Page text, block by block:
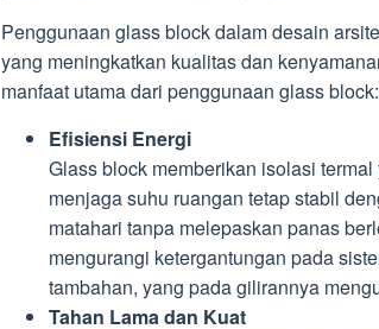
Penggunaan glass block dalam desain
yang meningkatkan kualitas dan
manfaat utama dari penggunaan glass block:
Efisiensi Energi
Glass block memberikan isolasi
menjaga suhu ruangan tetap stabil
matahari tanpa melepaskan panas
mengurangi ketergantungan pada
tambahan, yang pada gilirannya
Tahan Lama dan Kuat